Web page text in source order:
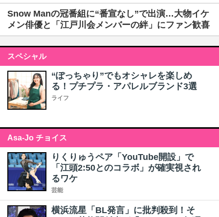
Snow Manの冠番組に“番宣なし”で出演…大物イケ
メン俳優と「江戸川会メンバーの絆」にファン歓喜
スペシャル
“ぽっちゃり”でもオシャレを楽しめ
る！プチプラ・アパレルブランド3選
ライフ
Asa-Jo チョイス
りくりゅうペア「YouTube開設」で
「江頭2:50とのコラボ」が確実視され
るワケ
芸能
横浜流星「BL発言」に批判殺到！そ